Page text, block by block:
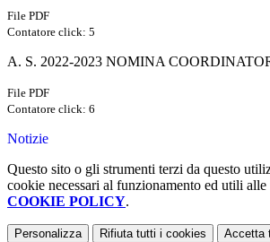
File PDF
Contatore click: 5
A. S. 2022-2023 NOMINA
File PDF
Contatore click: 6
Notizie
Questo sito o gli strumenti terzi da questo
cookie necessari al funzionamento ed utili
COOKIE POLICY.
Personalizza Rifiuta tutti i cookies Accetta